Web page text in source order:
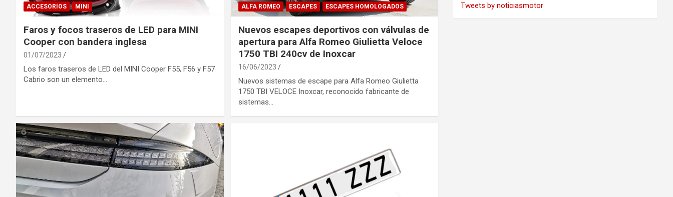
ACCESORIOS MINI
Faros y focos traseros de LED para MINI
Cooper con bandera inglesa
01/07/2023
Los faros traseros de LED del MINI Cooper F55, F56 y F57
Cabrio son un elemento…
ALFA ROMEO ESCAPES ESCAPES HOMOLOGADOS
Nuevos escapes deportivos con válvulas de
apertura para Alfa Romeo Giulietta Veloce
1750 TBI 240cv de Inoxcar
16/06/2023
Nuevos sistemas de escape para Alfa Romeo Giulietta
1750 TBI VELOCE Inoxcar, reconocido fabricante de
sistemas…
Tweets by noticiasmotor